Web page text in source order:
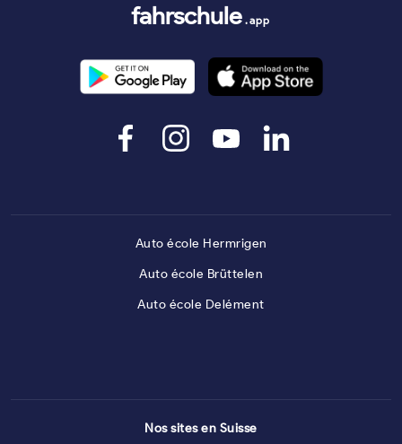
fahrschule .app
Auto école Hermrigen
Auto école Brüttelen
Auto école Delément
Nos sites en Suisse